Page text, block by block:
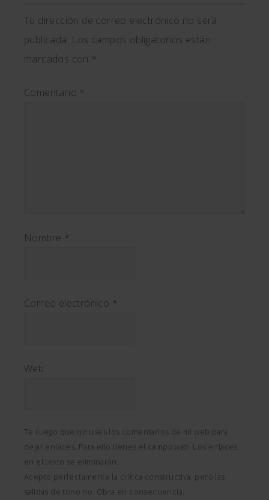
Tu dirección de correo electrónico no será
publicada. Los campos obligatorios están
marcados con *
Comentario *
Nombre *
Correo electrónico *
Web
Te ruego que no uses los comentarios de mi web para
dejar enlaces. Para ello tienes el campo web. Los enlaces
en el texto se eliminarán.
Acepto perfectamente la crítica constructiva, pero las
salidas de tono no. Obra en consecuencia.